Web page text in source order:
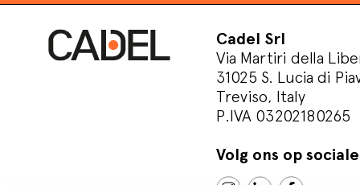
Cadel Srl
Via Martiri della
31025 S. Lucia di
Treviso, Italy
P.IVA 03202180265
Volg ons op